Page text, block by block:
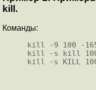
kill.
Команды:
kill -9 100 -
kill -s kill 100